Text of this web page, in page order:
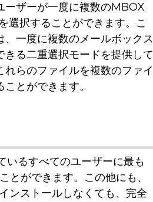
ーザーが一度に複数のMBOX
選択することができます。こ
、一度に複数のメールボックス
きる二重選択モードを提供して
れらのファイルを複数のファイ
とができます。
るすべてのユーザーに最も
ができます。この他にも、
ンストールしなくても、完全